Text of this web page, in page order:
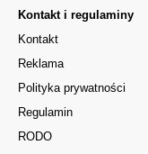
Kontakt i regulaminy
Kontakt
Reklama
Polityka prywatności
Regulamin
RODO